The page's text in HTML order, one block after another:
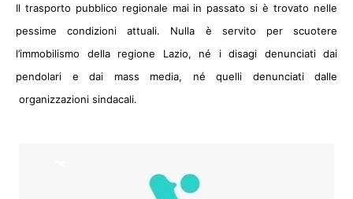
Il trasporto pubblico regionale mai in passato si è trovato nelle
pessime condizioni attuali. Nulla è servito per scuotere
l’immobilismo della regione Lazio, né i disagi denunciati dai
pendolari e dai mass media, né quelli denunciati dalle
organizzazioni sindacali.